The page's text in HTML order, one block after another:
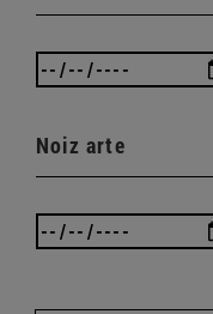
Noiz arte